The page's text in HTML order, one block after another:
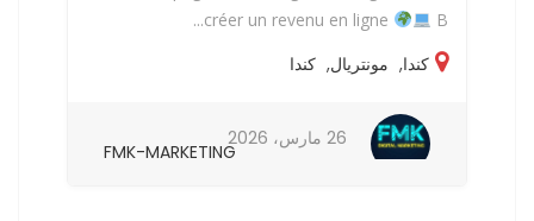
créer un revenu en ligne
B...
كندا, مونتريال, كندا
FMK-MARKETING
26 مارس، 2026